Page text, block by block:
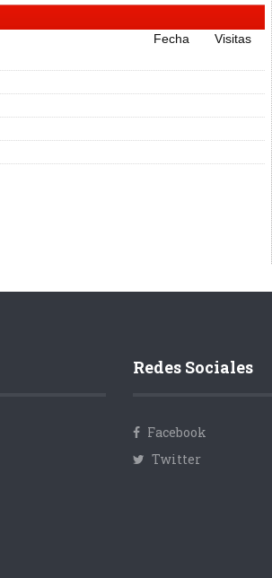
Fecha
Visitas
Redes Sociales
Facebook
Twitter